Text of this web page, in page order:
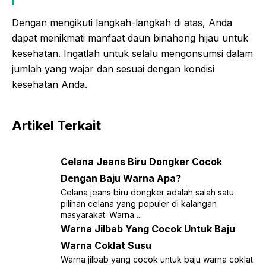
Dengan mengikuti langkah-langkah di atas, Anda
dapat menikmati manfaat daun binahong hijau untuk
kesehatan. Ingatlah untuk selalu mengonsumsi dalam
jumlah yang wajar dan sesuai dengan kondisi
kesehatan Anda.
Artikel Terkait
Celana Jeans Biru Dongker Cocok
Dengan Baju Warna Apa?
Celana jeans biru dongker adalah salah satu
pilihan celana yang populer di kalangan
masyarakat. Warna ...
Warna Jilbab Yang Cocok Untuk Baju
Warna Coklat Susu
Warna jilbab yang cocok untuk baju warna coklat